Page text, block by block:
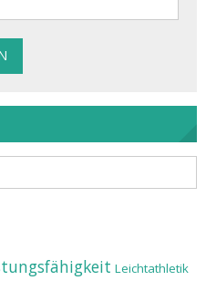
Leichtathletik